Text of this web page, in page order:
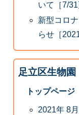
いて［7/31
新型コロ
らせ［
足立区生物園
トップページ
2021年 8